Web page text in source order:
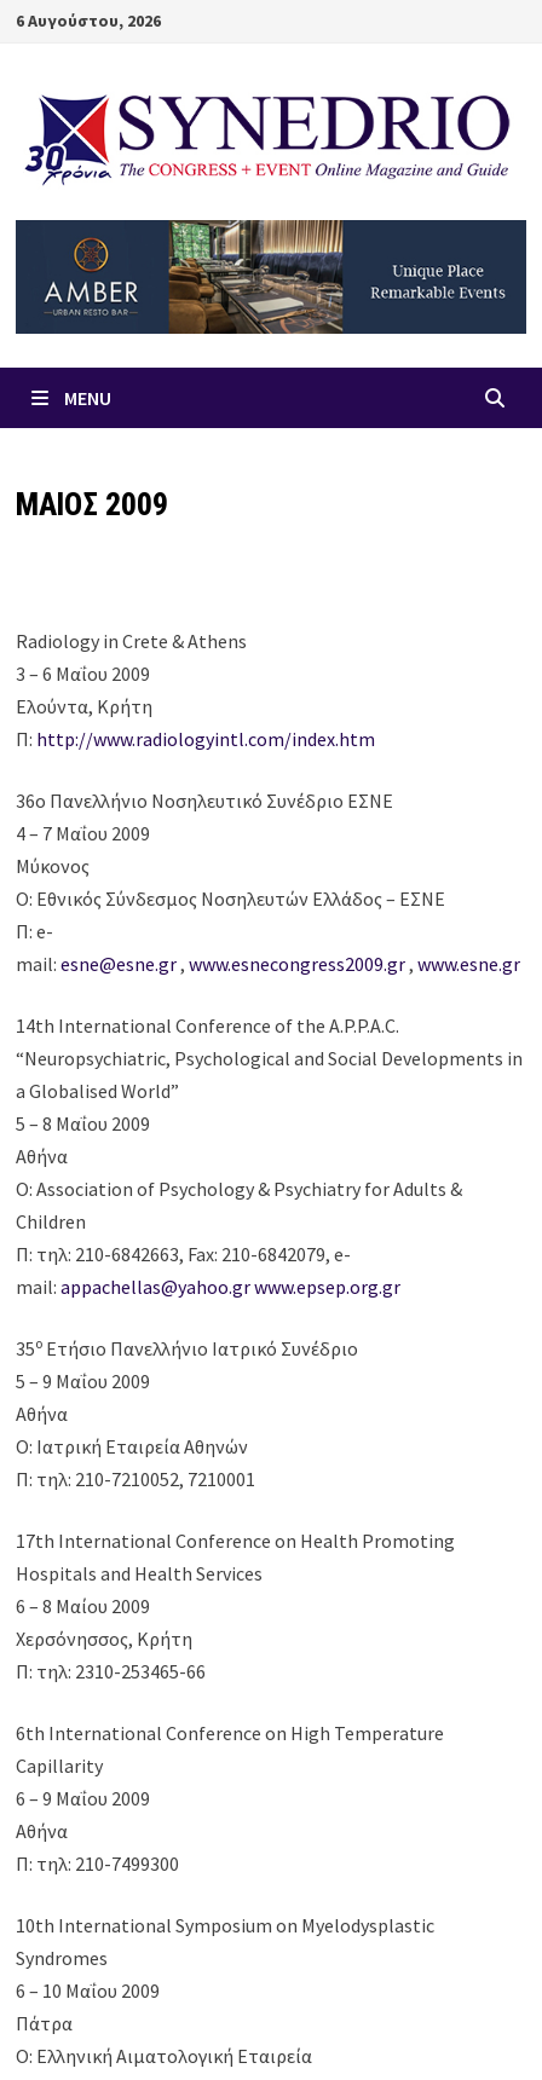
Skip6 Αυγούστου, 2026
MENU
ΜΑΙΟΣ 2009
Radiology in Crete & Athens
3 – 6 Μαΐου 2009
Ελούντα, Κρήτη
Π: http://www.radiologyintl.com/index.htm
36ο Πανελλήνιο Νοσηλευτικό Συνέδριο ΕΣΝΕ
4 – 7 Μαΐου 2009
Μύκονος
Ο: Εθνικός Σύνδεσμος Νοσηλευτών Ελλάδος – ΕΣΝΕ
Π: e-
mail:esne@esne.gr,www.esnecongress2009.gr,www.esne.gr
14th International Conference of the A.P.P.A.C.
“Neuropsychiatric, Psychological and Social Developments in
a Globalised World”
5 – 8 Μαΐου 2009
Αθήνα
Ο: Association of Psychology & Psychiatry for Adults &
Children
Π: τηλ: 210-6842663, Fax: 210-6842079, e-
mail:appachellas@yahoo.grwww.epsep.org.gr
35ο Ετήσιο Πανελλήνιο Ιατρικό Συνέδριο
5 – 9 Μαΐου 2009
Αθήνα
Ο: Ιατρική Εταιρεία Αθηνών
Π: τηλ: 210-7210052, 7210001
17th International Conference on Health Promoting
Hospitals and Health Services
6 – 8 Μαίου 2009
Χερσόνησσος, Κρήτη
Π: τηλ: 2310-253465-66
6th International Conference on High Temperature
Capillarity
6 – 9 Μαΐου 2009
Αθήνα
Π: τηλ: 210-7499300
10th International Symposium on Myelodysplastic
Syndromes
6 – 10 Μαΐου 2009
Πάτρα
Ο: Ελληνική Αιματολογική Εταιρεία